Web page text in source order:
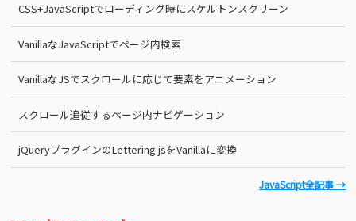
CSS+JavaScriptでローディング時にスケルトンスクリーン
VanillaなJavaScriptでページ内検索
VanillaなJSでスクロールに応じて要素をアニメーション
スクロール追従するページ内ナビゲーション
jQueryプラグインのLettering.jsをVanillaに変換
JavaScript全記事 →